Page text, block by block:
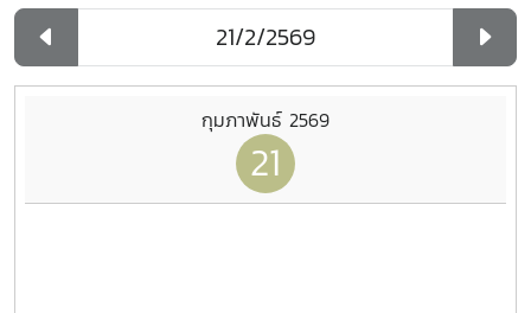
กุมภาพันธ์ 2569
21